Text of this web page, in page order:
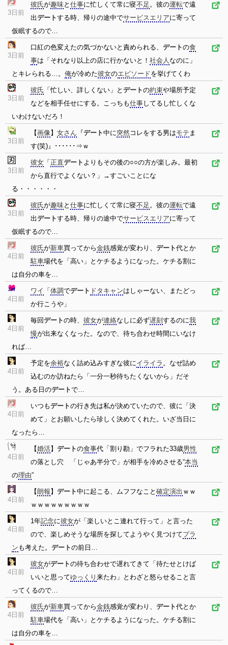
3日前
彼氏が趣味と 仕事に忙しくて常に寝不足 。彼の運転で遠
出デートする時、帰りの途中でサービスエリアに寄って
仮眠するので…
3日前
口紅の色変えたの気づかないと責められる、 デートの食
事は「それなり以上の店に行かないと！ 社会人なのに」
とキレられる…。 俺が冷めた彼女のエピソードを挙げてくわ
3日前
彼氏 「忙しい、詳しくない」と デートの約束や場所予定
などを相手任せにする。こっちも仕事してるし忙しくな
いわけないだろ！
3日前
【画像】 女さん 『デート中に突然コレをする男はモテ ま
す(笑)』･･････⇒ｗ
3日前
彼女 「 正直デート よりもその後の○○の方が楽しみ。最初
から直行でよくない？」→すごいことにな
る・・・・・・
3日前
彼氏が趣味と 仕事に忙しくて常に寝不足 。彼の運転で遠
出デートする時、帰りの途中でサービスエリアに寄って
仮眠するので…
4日前
彼氏が新車買ってから金銭感覚が変わり、 デート代とか
駐車場代を「高い」とケチるようになった。ケチる割に
は自分の車を…
4日前
ワイ 「 体調でデート ドタキャンはしゃーない、またどっ
か行こうや」
4日前
毎回デートの時、 彼女が連絡なしに必ず遅刻 するのに我
慢が出来なくなった。なので、待ち合わせ時間にいなけ
れば…
4日前
予定を余裕なく詰め込みすぎな彼にイライラ 。なぜ詰め
込むのか訪ねたら「一分一秒待ちたくないから」だそ
う。ある日のデートで…
4日前
いつもデートの行き先は私が決めていたので、彼に「決
めて」とお願いしたら珍しく決めてくれた。いざ当日に
なったら…
4日前
【婚活】 デートの食事代「割り勘」でフラれた33歳男性
の落とし穴 「じゃあ半分で」が相手を冷めさせる“本当
の理由”
4日前
【朗報 】 デート中に起こる、ムフフなこと 確定演出 ｗｗ
ｗｗｗｗｗｗｗｗｗ
4日前
1年記念に彼女が「楽しいとこ連れて行って」と言った
ので、楽しめそうな場所を探してようやく見つけてプラ
ン も考えた。 デートの前日…
4日前
彼女がデートの待ち合わせで遅れてきて「待たせとけば
いいと思ってゆっくり 来たわ」とわざと怒らせること言
ってくるので…
4日前
彼氏が新車買ってから金銭感覚が変わり、 デート代とか
駐車場代を「高い」とケチるようになった。ケチる割に
は自分の車を…